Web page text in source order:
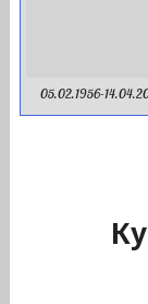
05.02.1956-